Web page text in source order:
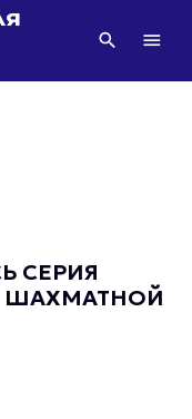
СЕРИЯ
ШАХМАТНОЙ